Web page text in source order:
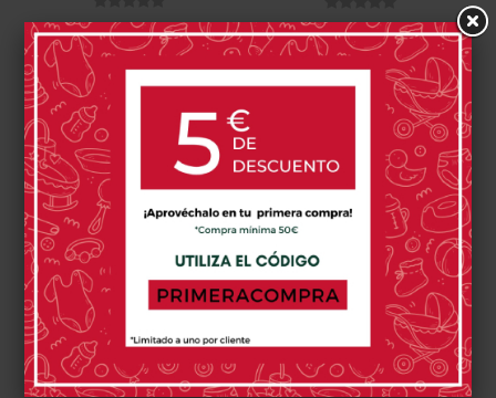
0 opinión(es)
Comprar
0 opinión(es)
Comprar
Silla De Coche BeSafe IZi
Twist I-Size
Silla De Coche BeSafe IZi
Turn I-Size